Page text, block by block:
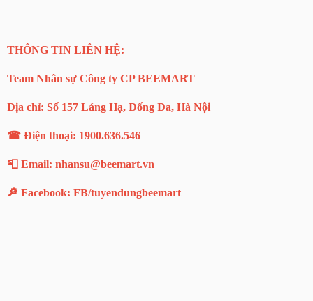
THÔNG TIN LIÊN HỆ:
Team Nhân sự Công ty CP BEEMART
Địa chỉ: Số 157 Láng Hạ, Đống Đa, Hà Nội
☎ Điện thoại: 1900.636.546
📮 Email: nhansu@beemart.vn
🔎 Facebook: FB/tuyendungbeemart